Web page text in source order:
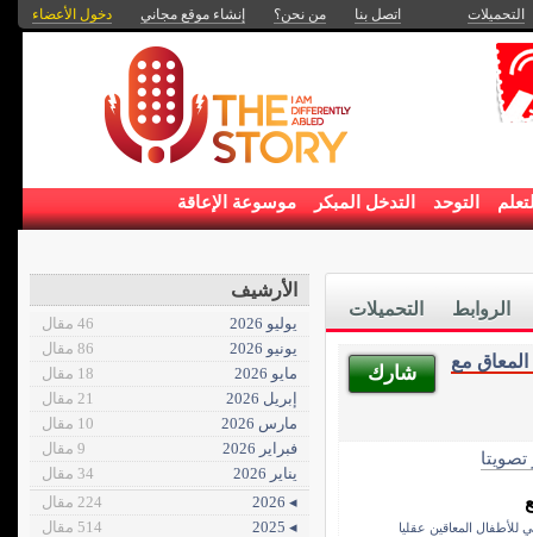
التحميلات اتصل بنا من نحن؟ إنشاء موقع مجاني دخول الأعضاء
التوحد التدخل المبكر موسوعة الإعاقة
التحميلات الروابط
شارك
مع
تصويتا
للأطفال المعاقين عقليا
الأرشيف
يوليو 2026
46 مقال
يونيو 2026
86 مقال
مايو 2026
18 مقال
إبريل 2026
21 مقال
مارس 2026
10 مقال
فبراير 2026
9 مقال
يناير 2026
34 مقال
◂ 2026
224 مقال
◂ 2025
514 مقال